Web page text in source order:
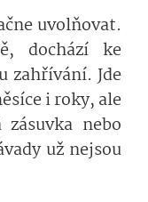
uvolňovat.
dochází ke
zahřívání. Jde
i roky, ale
nebo
už nejsou